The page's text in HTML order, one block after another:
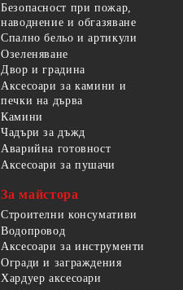
Безопасност при пожар,
наводнение и обгазяване
Спално бельо и артикули
Озеленяване
Двор и градина
Аксесоари за камини и
печки на дърва
Камини
Чадъри за дъжд
Аварийна готовност
Аксесоари за пушачи
За майстора
Строителни консумативи
Водопровод
Аксесоари за инструменти
Огради и заграждения
Хардуер аксесоари